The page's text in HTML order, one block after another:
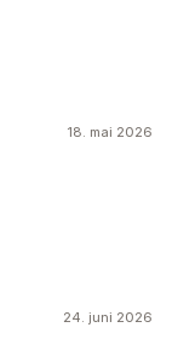
18. mai 2026
24. juni 2026